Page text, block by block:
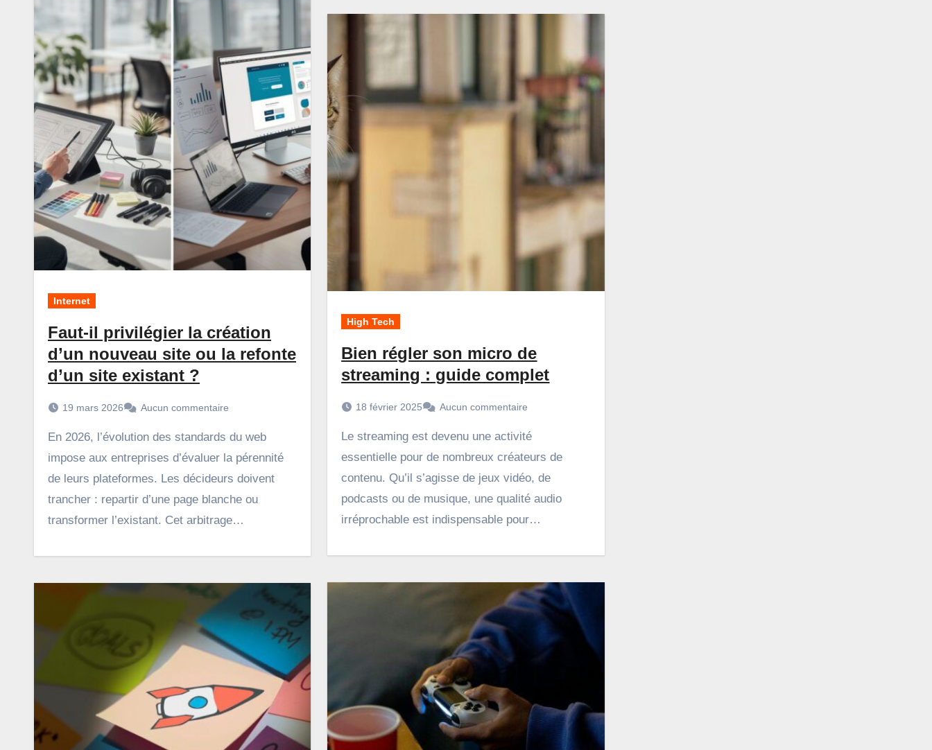
Internet
Faut-il privilégier la création
d’un nouveau site ou la refonte
d’un site existant ?
19 mars 2026 Aucun commentaire
En 2026, l’évolution des standards du web
impose aux entreprises d’évaluer la pérennité
de leurs plateformes. Les décideurs doivent
trancher : repartir d’une page blanche ou
transformer l’existant. Cet arbitrage…
High Tech
Bien régler son micro de
streaming : guide complet
18 février 2025 Aucun commentaire
Le streaming est devenu une activité
essentielle pour de nombreux créateurs de
contenu. Qu’il s’agisse de jeux vidéo, de
podcasts ou de musique, une qualité audio
irréprochable est indispensable pour…